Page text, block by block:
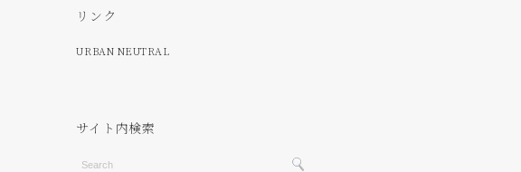
リンク
URBAN NEUTRAL
サイト内検索